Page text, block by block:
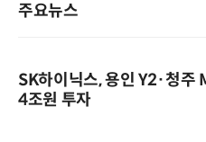
주요뉴스
SK하이닉스, 용인 Y2·청주
4조원 투자